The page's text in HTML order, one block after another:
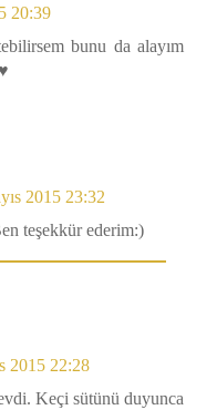
20:39
bunu da alayım
2015 23:32
teşekkür ederim:)
2015 22:28
Keçi sütünü duyunca